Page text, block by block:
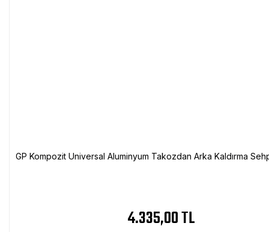
GP Kompozit Universal Aluminyum Takozdan Arka Kaldırma
4.335,00 TL